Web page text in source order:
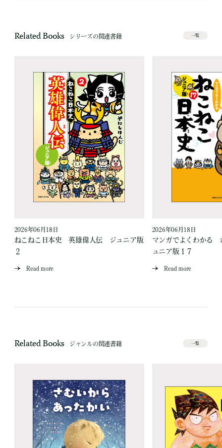
Related Books シリーズの関連書籍 一覧
2026年06月18日
ねこねこ日本史 英雄偉人伝 ジュニア版
２
Read more
2026年06月18日
マンガでよくわかる
ュニア版１７
Read more
Related Books ジャンルの関連書籍 一覧